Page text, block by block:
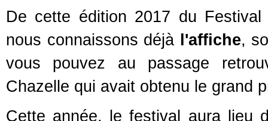
De cette édition 2017 du
nous connaissons déjà
l'affiche,
vous pouvez au passage
Chazelle qui avait obtenu le grand
Cette année, le festival aura lieu